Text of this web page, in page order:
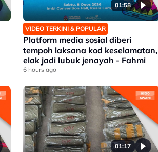
01:58
VIDEO TERKINI & POPULAR
Platform media sosial diberi
tempoh laksana kod keselamatan,
elak jadi lubuk jenayah - Fahmi
6 hours ago
01:17